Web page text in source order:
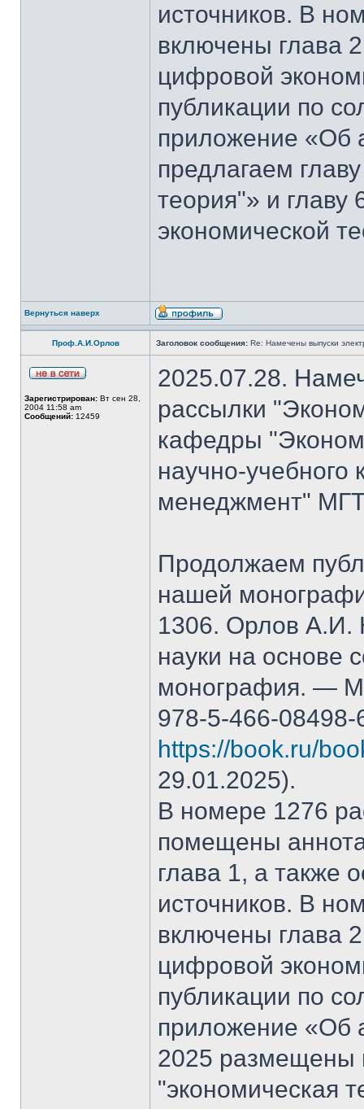
источников. В
включены глава
цифровой
публикации по
приложение «Об
предлагаем
теория"» и главу
экономической
Вернуться наверх
Проф.А.И.Орлов Заголовок сообщения: Re: Намечены выпуски
Зарегистрирован: Вт сен 28,
2004 11:58 am
Сообщений: 12459
2025.07.28.
рассылки
кафедры
научно-
менеджмент"
Продолжаем
нашей
1306. Орлов А.И.
науки на основе
монография. —
978-5-466-
https://book.ru/
29.01.2025).
В номере 1276
помещены
глава 1, а также
источников. В
включены глава
цифровой
публикации по
приложение «Об
2025 размещены
"экономическая